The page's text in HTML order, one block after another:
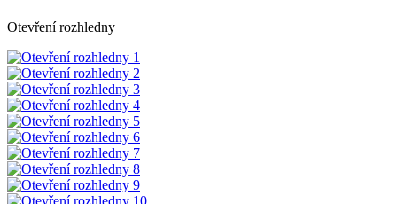
Otevření rozhledny